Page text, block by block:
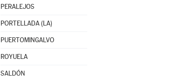
PERALEJOS
PORTELLADA (LA)
PUERTOMINGALVO
ROYUELA
SALDÓN